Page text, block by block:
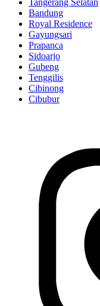
Tangerang Selatan
Bandung
Royal Residence
Gayungsari
Prapanca
Sidoarjo
Gubeng
Tenggilis
Cibinong
Cibubur